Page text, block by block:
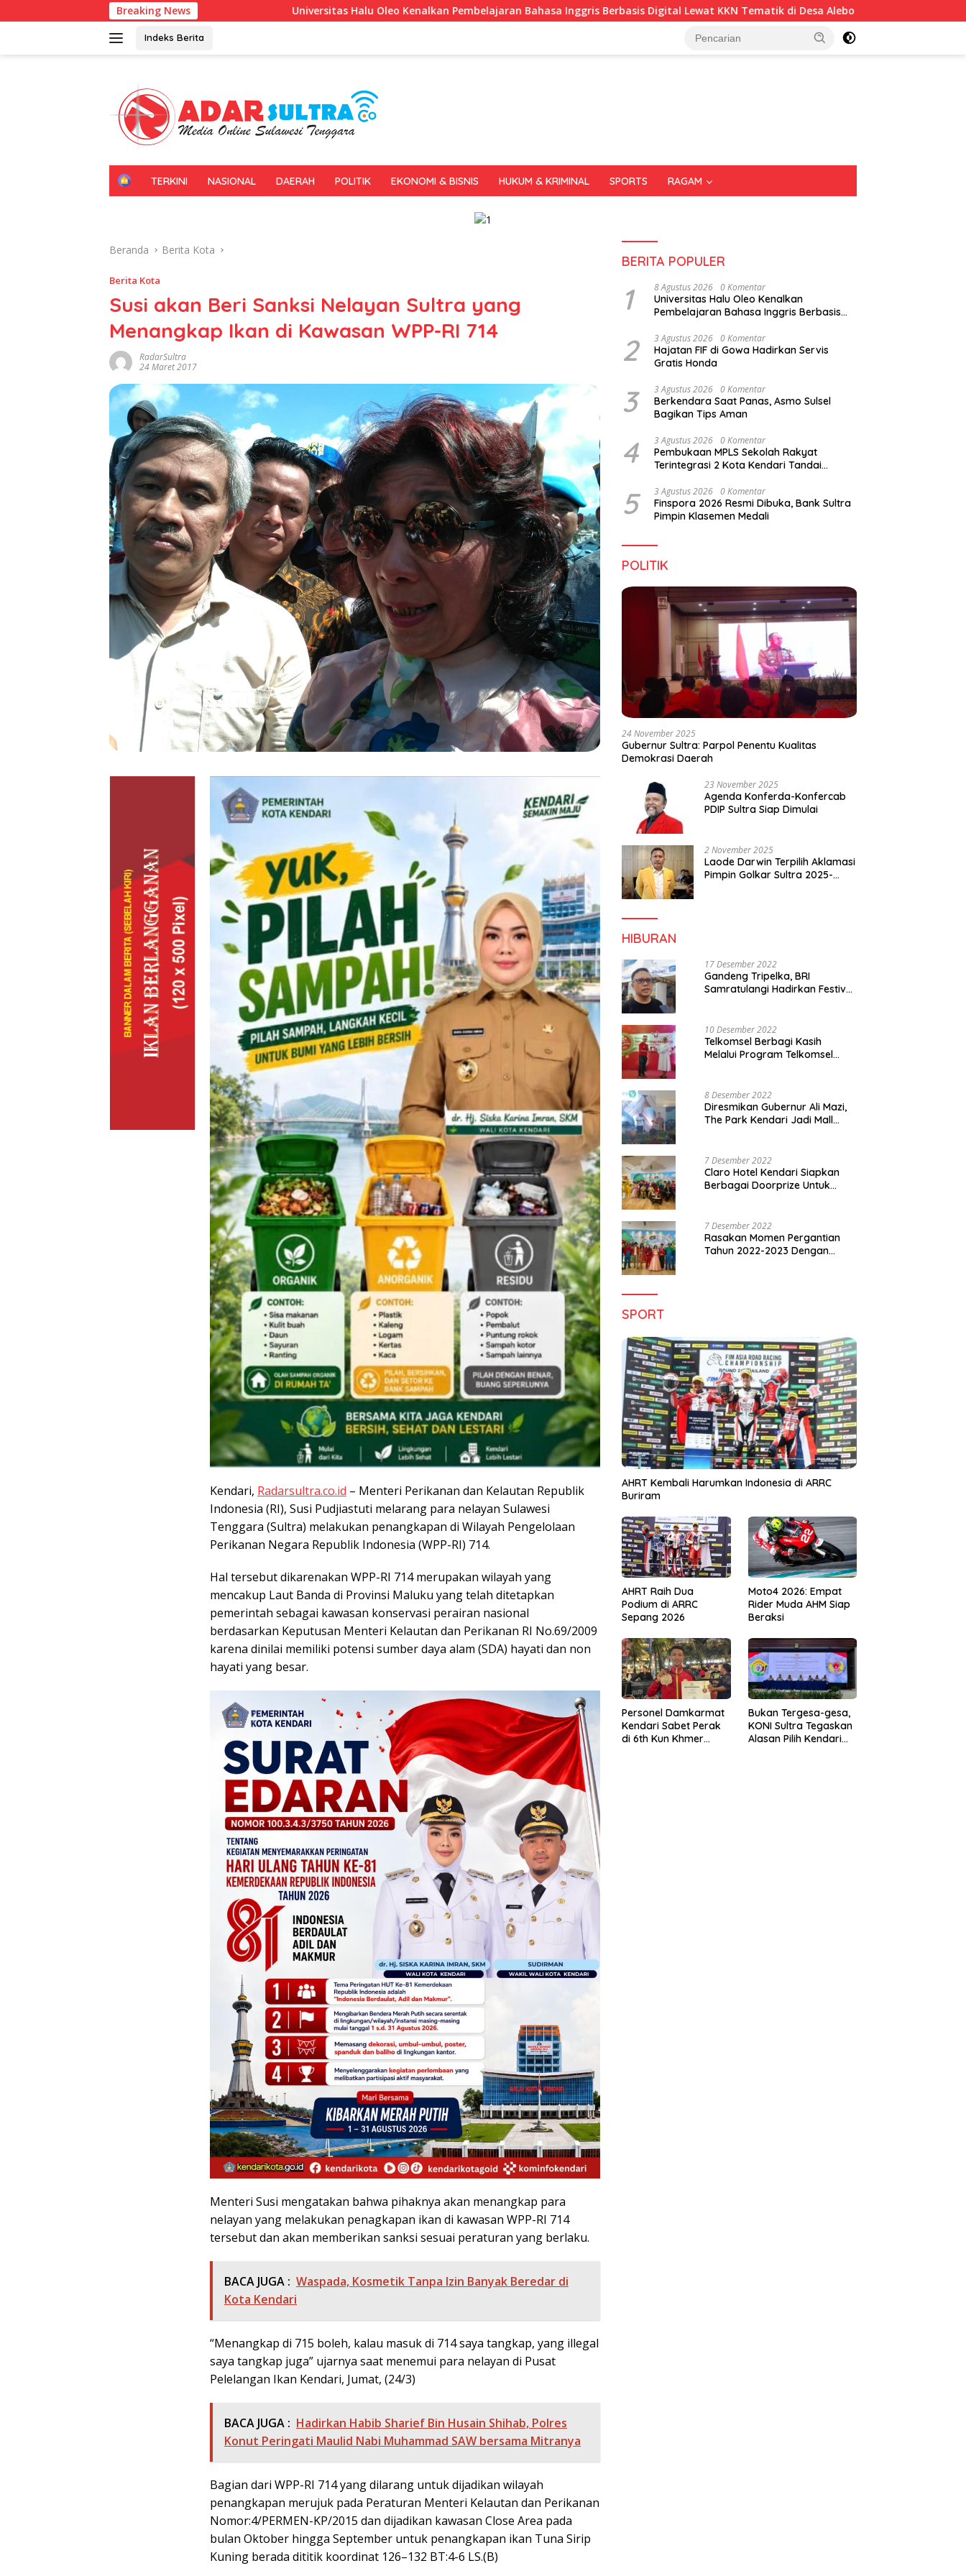
ke
Breaking NewsUniversitas Halu Oleo Kenalkan Pembelajaran Bahasa Inggris Berbasis Digital Lewat KKN Tematik di Desa Alebo Imigrasi Sultra Perkuat Kepedulian
Indeks Berita
H
TERKINI NASIONAL DAERAH POLITIK EKONOMI & BISNIS HUKUM & KRIMINAL SPORTS RAGAM
Beranda Berita Kota
Berita Kota
Susi akan Beri Sanksi Nelayan Sultra yang
Menangkap Ikan di Kawasan WPP-RI 714
RadarSultra
24 Maret 2017
Kendari, Radarsultra.co.id – Menteri Perikanan dan Kelautan Republik
Indonesia (RI), Susi Pudjiastuti melarang para nelayan Sulawesi
Tenggara (Sultra) melakukan penangkapan di Wilayah Pengelolaan
Perikanan Negara Republik Indonesia (WPP-RI) 714.
Hal tersebut dikarenakan WPP-RI 714 merupakan wilayah yang
mencakup Laut Banda di Provinsi Maluku yang telah ditetapkan
pemerintah sebagai kawasan konservasi perairan nasional
berdasarkan Keputusan Menteri Kelautan dan Perikanan RI No.69/2009
karena dinilai memiliki potensi sumber daya alam (SDA) hayati dan non
hayati yang besar.
Menteri Susi mengatakan bahwa pihaknya akan menangkap para
nelayan yang melakukan penagkapan ikan di kawasan WPP-RI 714
tersebut dan akan memberikan sanksi sesuai peraturan yang berlaku.
BACA JUGA : Waspada, Kosmetik Tanpa Izin Banyak Beredar di
Kota Kendari
“Menangkap di 715 boleh, kalau masuk di 714 saya tangkap, yang illegal
saya tangkap juga” ujarnya saat menemui para nelayan di Pusat
Pelelangan Ikan Kendari, Jumat, (24/3)
BACA JUGA : Hadirkan Habib Sharief Bin Husain Shihab, Polres
Konut Peringati Maulid Nabi Muhammad SAW bersama Mitranya
Bagian dari WPP-RI 714 yang dilarang untuk dijadikan wilayah
penangkapan merujuk pada Peraturan Menteri Kelautan dan Perikanan
Nomor:4/PERMEN-KP/2015 dan dijadikan kawasan Close Area pada
bulan Oktober hingga September untuk penangkapan ikan Tuna Sirip
Kuning berada dititik koordinat 126–132 BT:4-6 LS.(B)
BERITA POPULER
1 8 Agustus 2026 0 Komentar
Universitas Halu Oleo Kenalkan
Pembelajaran Bahasa Inggris Berbasis
2 3 Agustus 2026 0 Komentar
Hajatan FIF di Gowa Hadirkan Servis
Gratis Honda
3 3 Agustus 2026 0 Komentar
Berkendara Saat Panas, Asmo Sulsel
Bagikan Tips Aman
4 3 Agustus 2026 0 Komentar
Pembukaan MPLS Sekolah Rakyat
Terintegrasi 2 Kota Kendari Tandai
5 3 Agustus 2026 0 Komentar
Finspora 2026 Resmi Dibuka, Bank Sultra
Pimpin Klasemen Medali
POLITIK
24 November 2025
Gubernur Sultra: Parpol Penentu Kualitas
Demokrasi Daerah
23 November 2025
Agenda Konferda-Konfercab
PDIP Sultra Siap Dimulai
2 November 2025
Laode Darwin Terpilih Aklamasi
Pimpin Golkar Sultra 2025-
HIBURAN
17 Desember 2022
Gandeng Tripelka, BRI
Samratulangi Hadirkan Festival
10 Desember 2022
Telkomsel Berbagi Kasih
Melalui Program Telkomsel
8 Desember 2022
Diresmikan Gubernur Ali Mazi,
The Park Kendari Jadi Mall
7 Desember 2022
Claro Hotel Kendari Siapkan
Berbagai Doorprize Untuk
7 Desember 2022
Rasakan Momen Pergantian
Tahun 2022-2023 Dengan
SPORT
AHRT Kembali Harumkan Indonesia di ARRC
Buriram
AHRT Raih Dua
Podium di ARRC
Sepang 2026
Moto4 2026: Empat
Rider Muda AHM Siap
Beraksi
Personel Damkarmat
Kendari Sabet Perak
di 6th Kun Khmer
Bukan Tergesa-gesa,
KONI Sultra Tegaskan
Alasan Pilih Kendari